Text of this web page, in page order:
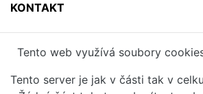
KONTAKT
Tento web využívá soubory
Tento server je jak v části tak v